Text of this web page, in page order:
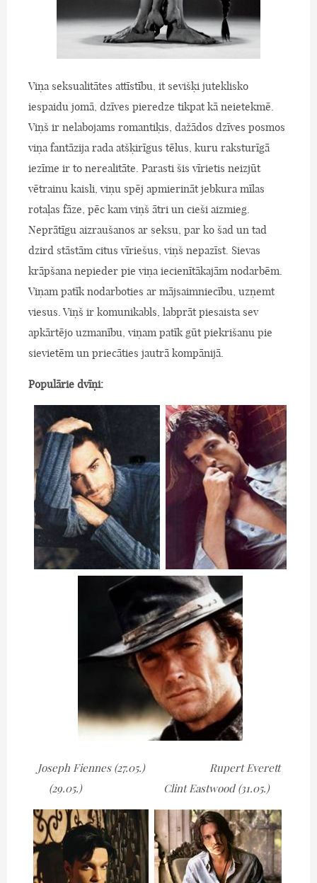
Viņa seksualitātes attīstību, it sevišķi juteklisko
iespaidu jomā, dzīves pieredze tikpat kā neietekmē.
Viņš ir nelabojams romantiķis, dažādos dzīves posmos
viņa fantāzija rada atšķirīgus tēlus, kuru raksturīgā
iezīme ir to nerealitāte. Parasti šis vīrietis neizjūt
vētrainu kaisli, viņu spēj apmierināt jebkura mīlas
rotaļas fāze, pēc kam viņš ātri un cieši aizmieg.
Neprātīgu aizraušanos ar seksu, par ko šad un tad
dzird stāstām citus vīriešus, viņš nepazīst. Sievas
krāpšana nepieder pie viņa iecienītākajām nodarbēm.
Viņam patīk nodarboties ar mājsaimniecību, uzņemt
viesus. Viņš ir komunikabls, labprāt piesaista sev
apkārtējo uzmanību, viņam patīk gūt piekrišanu pie
sievietēm un priecāties jautrā kompānijā.
Populārie dvīņi:
Joseph Fiennes (27.05.) Rupert Everett
(29.05.) Clint Eastwood (31.05.)